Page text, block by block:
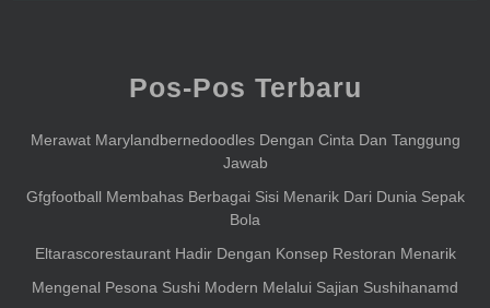
Pos-Pos Terbaru
Merawat Marylandbernedoodles Dengan Cinta Dan Tanggung
Jawab
Gfgfootball Membahas Berbagai Sisi Menarik Dari Dunia Sepak
Bola
Eltarascorestaurant Hadir Dengan Konsep Restoran Menarik
Mengenal Pesona Sushi Modern Melalui Sajian Sushihanamd